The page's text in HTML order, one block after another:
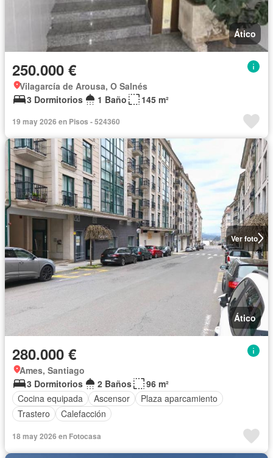
Ático
250.000 €
Vilagarcía de Arousa, O Salnés
3 Dormitorios
1 Baño 145 m²
19 may 2026 en Pisos - 524360
Ver foto
Ático
280.000 €
Ames, Santiago
3 Dormitorios
2 Baños
96 m²
Cocina equipada
Ascensor
Plaza aparcamiento
Trastero
Calefacción
18 may 2026 en Fotocasa